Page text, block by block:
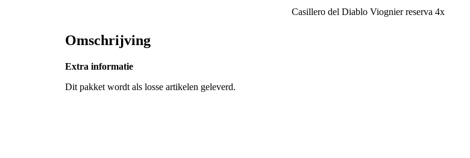
Casillero del Diablo Viognier reserva 4x
Omschrijving
Extra informatie
Dit pakket wordt als losse artikelen geleverd.